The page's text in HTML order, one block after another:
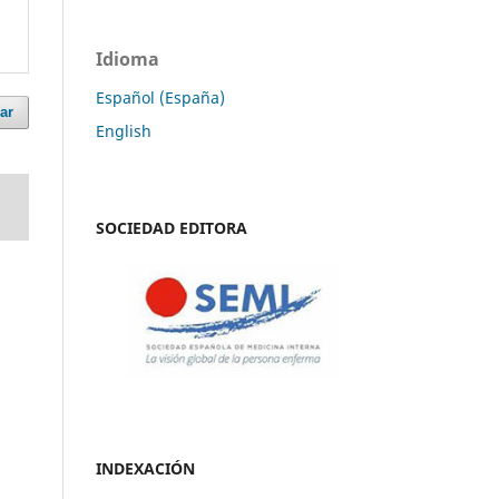
Idioma
Español (España)
English
SOCIEDAD EDITORA
INDEXACIÓN